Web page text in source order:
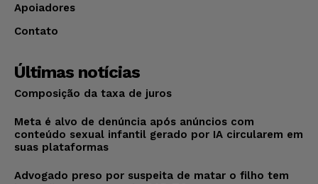
Apoiadores
Contato
Últimas notícias
Composição da taxa de juros
Meta é alvo de denúncia após anúncios com
conteúdo sexual infantil gerado por IA circularem em
suas plataformas
Advogado preso por suspeita de matar o filho tem